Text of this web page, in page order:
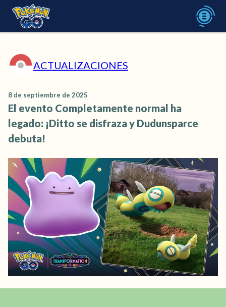
ACTUALIZACIONES
8 de septiembre de 2025
El evento Completamente normal ha
legado: ¡Ditto se disfraza y Dudunsparce
debuta!